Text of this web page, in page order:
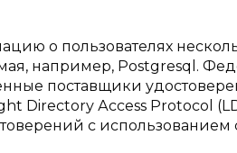
о пользователях
например, Postgresql.
поставщики
Direсtоrу Ассеss Protocol
с использованием